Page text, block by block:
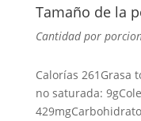
Tamaño de la
Cantidad por
Calorías 261 Grasa
no saturada: 9g
429mg